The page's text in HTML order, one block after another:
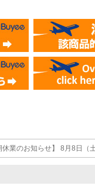
休業のお知らせ】 8月8日（
■休業期間の詳細■ 8月10日